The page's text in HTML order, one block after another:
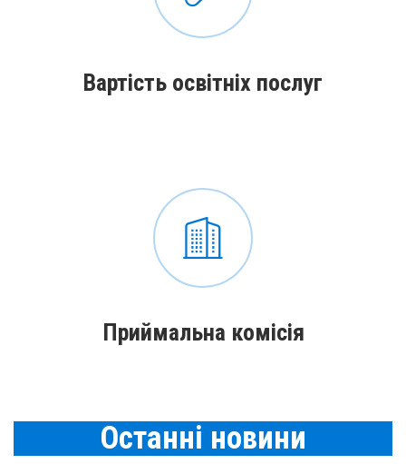
Вартість освітніх послуг
Приймальна комісія
Останнi новини